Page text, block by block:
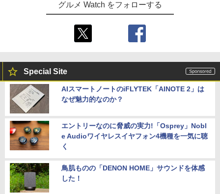
グルメ Watch をフォローする
Special Site
AIスマートノートのiFLYTEK「AINOTE 2」は
なぜ魅力的なのか？
エントリーなのに脅威の実力!「Osprey」Nobl
e Audioワイヤレスイヤフォン4機種を一気に聴
く
鳥肌ものの「DENON HOME」サウンドを体感
した！